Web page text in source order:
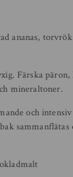
ananas,
Färska
mineraltoner.
och